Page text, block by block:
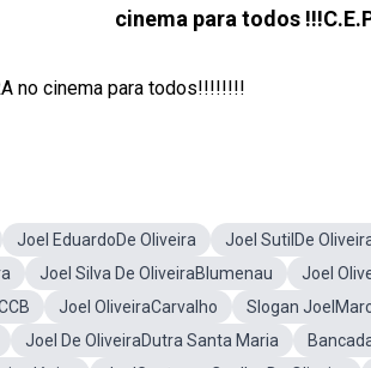
cinema para todos
no cinema para todos!!!!!!!!
Joel EduardoDe Oliveira Joel SutilDe
Joel Silva De OliveiraBlumenau Joel
Joel OliveiraCarvalho Slogan
Joel De OliveiraDutra Santa Maria